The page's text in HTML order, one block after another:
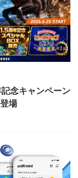
念キャンペーン
場